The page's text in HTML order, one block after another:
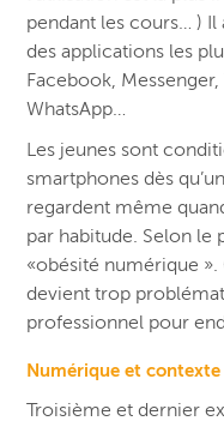
pendant les cours… ) Il
des applications les
Facebook,
WhatsApp…
Les jeunes sont
smartphones dès
regardent même
par habitude. Selon le
«obésité numérique
devient trop
professionnel pour
Numérique et
Troisième et dernier